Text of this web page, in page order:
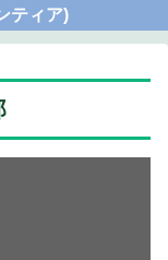
ティア)